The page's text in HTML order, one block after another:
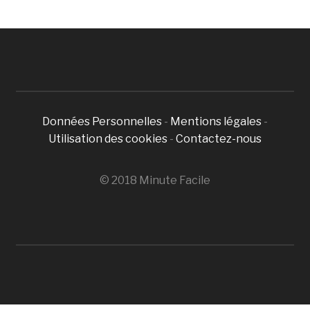
Données Personnelles - Mentions légales -
Utilisation des cookies - Contactez-nous
© 2018 Minute Facile